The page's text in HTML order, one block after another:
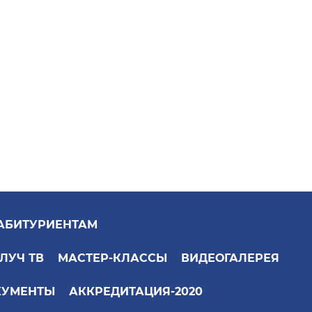
ТВ МАСТЕР-КЛАССЫ ВИДЕОГАЛЕРЕЯ
АККРЕДИТАЦИЯ-2020